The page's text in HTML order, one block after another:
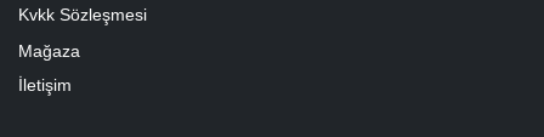
Kvkk Sözleşmesi
Mağaza
İletişim